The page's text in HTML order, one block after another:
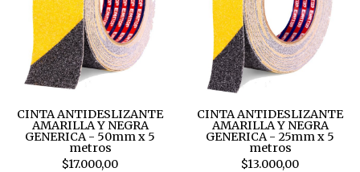
CINTA ANTIDESLIZANTE
AMARILLA Y NEGRA
GENERICA - 50mm x 5
metros
$17.000,00
CINTA ANTIDESLIZANTE
AMARILLA Y NEGRA
GENERICA - 25mm x 5
metros
$13.000,00